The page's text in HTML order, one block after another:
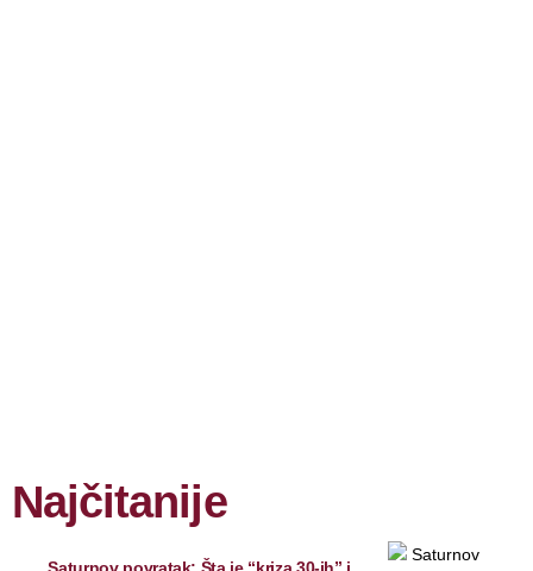
Najčitanije